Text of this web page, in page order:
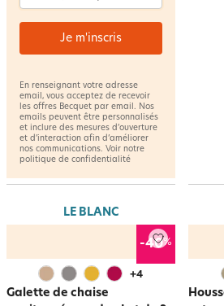
LE BLANC
-40%
+4
Galette de chaise
Je m'inscris
En renseignant votre adresse
email, vous acceptez de recevoir
les offres Becquet par email. Nos
emails peuvent être personnalisés
et inclure des mesures d’ouverture
et d’interaction afin d’améliorer
nos communications. Voir notre
politique de confidentialité